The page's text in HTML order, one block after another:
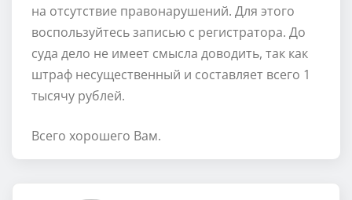
на отсутствие правонарушений. Для этого
воспользуйтесь записью с регистратора. До
суда дело не имеет смысла доводить, так как
штраф несущественный и составляет всего 1
тысячу рублей.
Всего хорошего Вам.